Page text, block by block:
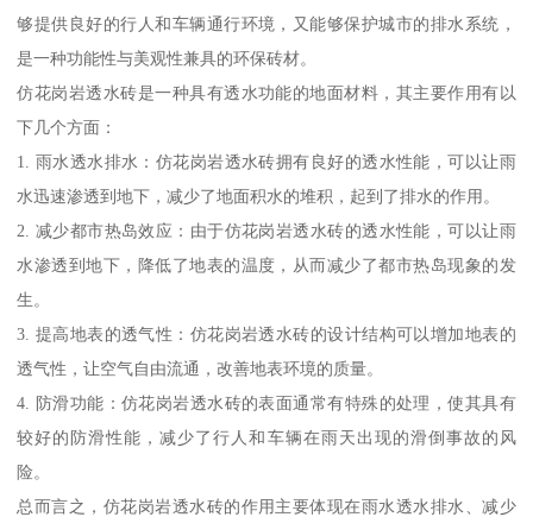
够提供良好的行人和车辆通行环境，又能够保护城市的排水系统，
是一种功能性与美观性兼具的环保砖材。
仿花岗岩透水砖是一种具有透水功能的地面材料，其主要作用有以
下几个方面：
1. 雨水透水排水：仿花岗岩透水砖拥有良好的透水性能，可以让雨
水迅速渗透到地下，减少了地面积水的堆积，起到了排水的作用。
2. 减少都市热岛效应：由于仿花岗岩透水砖的透水性能，可以让雨
水渗透到地下，降低了地表的温度，从而减少了都市热岛现象的发
生。
3. 提高地表的透气性：仿花岗岩透水砖的设计结构可以增加地表的
透气性，让空气自由流通，改善地表环境的质量。
4. 防滑功能：仿花岗岩透水砖的表面通常有特殊的处理，使其具有
较好的防滑性能，减少了行人和车辆在雨天出现的滑倒事故的风
险。
总而言之，仿花岗岩透水砖的作用主要体现在雨水透水排水、减少